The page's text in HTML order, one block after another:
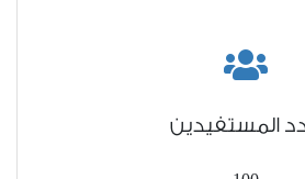
المستفيدين